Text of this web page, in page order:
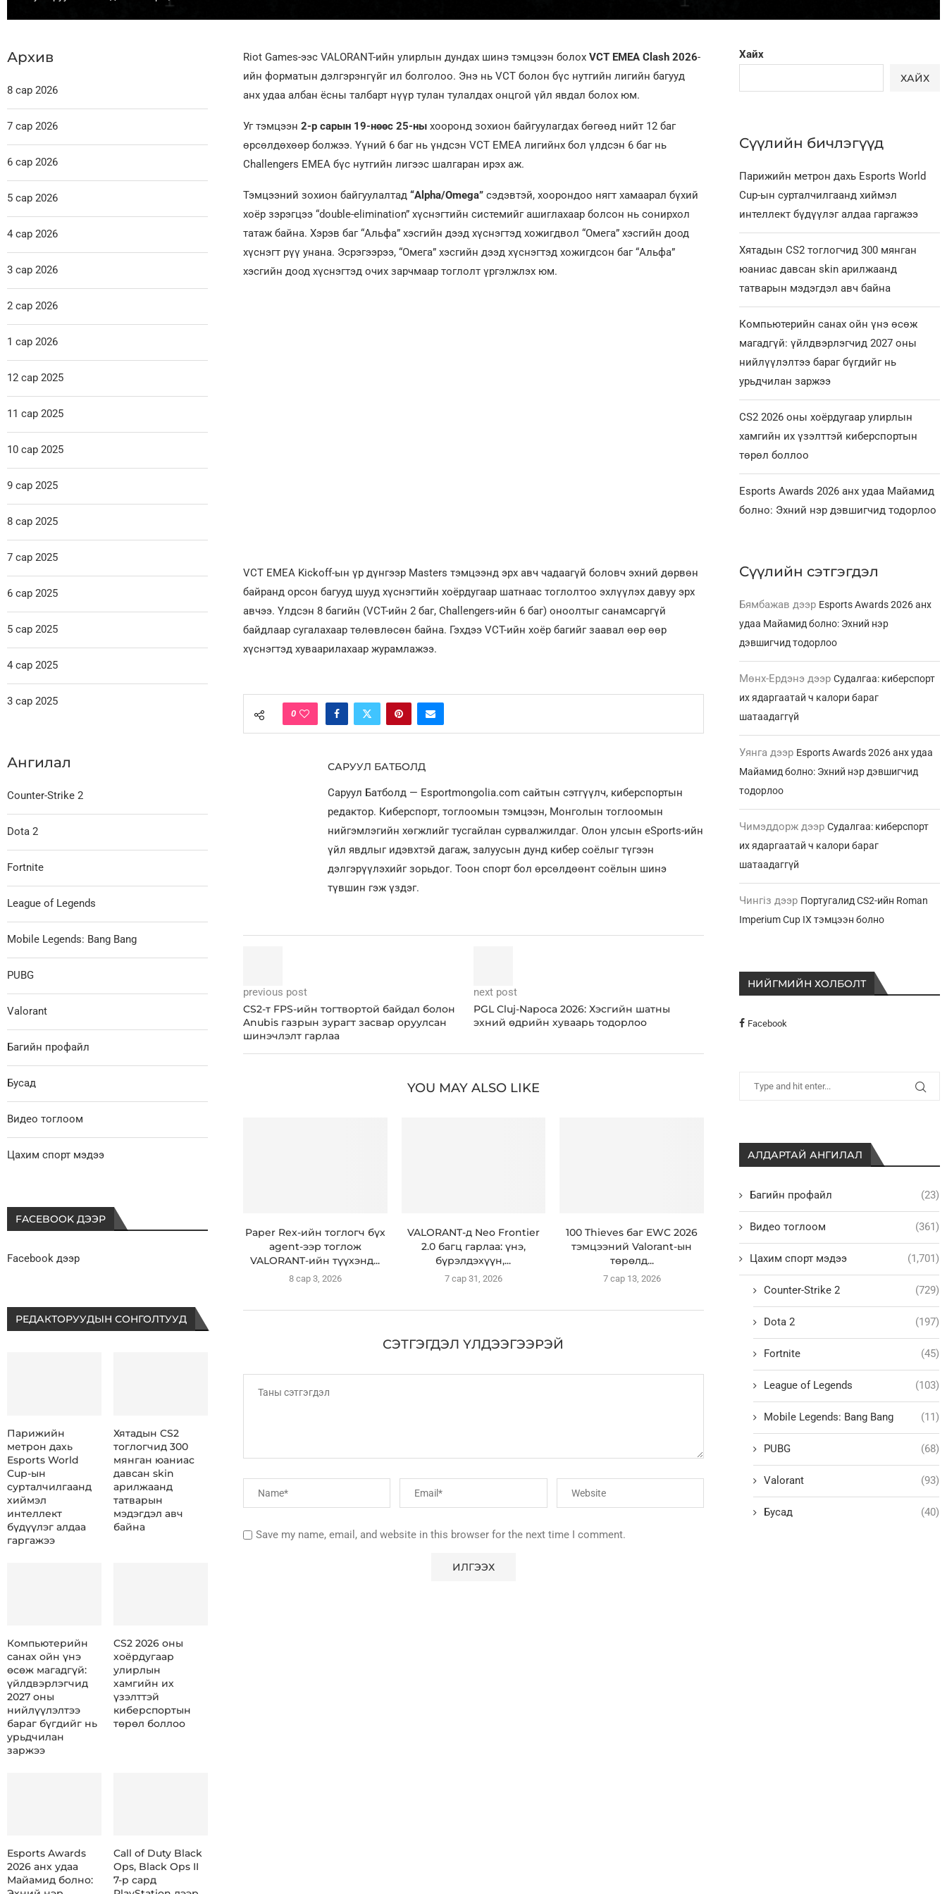
Riot Games-ээс VALORANT-ийн улирлын дундах шинэ тэмцээн болох VCT EMEA Clash 2026-
ийн форматын дэлгэрэнгүйг ил болголоо. Энэ нь VCT болон бүс нутгийн лигийн багууд
анх удаа албан ёсны талбарт нүүр тулан тулалдах онцгой үйл явдал болох юм.
Уг тэмцээн 2-р сарын 19-нөөс 25-ныхооронд зохион байгуулагдах бөгөөд нийт 12 баг
өрсөлдөхөөр болжээ. Үүний 6 баг нь үндсэн VCT EMEA лигийнх бол үлдсэн 6 баг нь
Challengers EMEA бүс нутгийн лигээс шалгаран ирэх аж.
Тэмцээний зохион байгуулалтад “Alpha/Omega”сэдэвтэй, хоорондоо нягт хамаарал бүхий
хоёр зэрэгцээ “double-elimination” хүснэгтийн системийг ашиглахаар болсон нь сонирхол
татаж байна. Хэрэв баг “Альфа” хэсгийн дээд хүснэгтэд хожигдвол “Омега” хэсгийн доод
хүснэгт рүү унана. Эсрэгээрээ, “Омега” хэсгийн дээд хүснэгтэд хожигдсон баг “Альфа”
хэсгийн доод хүснэгтэд очих зарчмаар тоглолт үргэлжлэх юм.
VСT EMEA Kickoff-ын үр дүнгээр Masters тэмцээнд эрх авч чадаагүй боловч эхний дөрвөн
байранд орсон багууд шууд хүснэгтийн хоёрдугаар шатнаас тоглолтоо эхлүүлэх давуу эрх
авчээ. Үлдсэн 8 багийн (VCT-ийн 2 баг, Challengers-ийн 6 баг) оноолтыг санамсаргүй
байдлаар сугалахаар төлөвлөсөн байна. Гэхдээ VCT-ийн хоёр багийг заавал өөр өөр
хүснэгтэд хуваарилахаар журамлажээ.
0
САРУУЛ БАТБОЛД
Саруул Батболд — Esportmongolia.com сайтын сэтгүүлч, киберспортын
редактор. Киберспорт, тоглоомын тэмцээн, Монголын тоглоомын
нийгэмлэгийн хөгжлийг тусгайлан сурвалжилдаг. Олон улсын eSports-ийн
үйл явдлыг идэвхтэй дагаж, залуусын дунд кибер соёлыг түгээн
дэлгэрүүлэхийг зорьдог. Тоон спорт бол өрсөлдөөнт соёлын шинэ
түвшин гэж үздэг.
previous post
CS2-т FPS-ийн тогтвортой байдал болон
Anubis газрын зурагт засвар оруулсан
шинэчлэлт гарлаа
next post
PGL Cluj-Napoca 2026: Хэсгийн шатны
эхний өдрийн хуваарь тодорлоо
YOU MAY ALSO LIKE
Paper Rex-ийн тоглогч бүх
agent-ээр тоглож
VALORANT-ийн түүхэнд...
8 сар 3, 2026
VALORANT-д Neo Frontier
2.0 багц гарлаа: үнэ,
бүрэлдэхүүн,...
7 сар 31, 2026
100 Thieves баг EWC 2026
тэмцээний Valorant-ын
төрөлд...
7 сар 13, 2026
СЭТГЭГДЭЛ ҮЛДЭЭГЭЭРЭЙ
Save my name, email, and website in this browser for the next time I comment.
Хайх
ХАЙХ
Сүүлийн бичлэгүүд
Парижийн метрон дахь Esports World
Cup-ын сурталчилгаанд хиймэл
интеллект бүдүүлэг алдаа гаргажээ
Хятадын CS2 тоглогчид 300 мянган
юаниас давсан skin арилжаанд
татварын мэдэгдэл авч байна
Компьютерийн санах ойн үнэ өсөж
магадгүй: үйлдвэрлэгчид 2027 оны
нийлүүлэлтээ бараг бүгдийг нь
урьдчилан заржээ
CS2 2026 оны хоёрдугаар улирлын
хамгийн их үзэлттэй киберспортын
төрөл боллоо
Esports Awards 2026 анх удаа Майамид
болно: Эхний нэр дэвшигчид тодорлоо
Сүүлийн сэтгэгдэл
Бямбажав дээр Esports Awards 2026 анх
удаа Майамид болно: Эхний нэр
дэвшигчид тодорлоо
Мөнх-Ердэнэ дээрСудалгаа: киберспорт
их ядаргаатай ч калори бараг
шатаадаггүй
Уянга дээр Esports Awards 2026 анх удаа
Майамид болно: Эхний нэр дэвшигчид
тодорлоо
Чимэддорж дээрСудалгаа: киберспорт
их ядаргаатай ч калори бараг
шатаадаггүй
Чингіз дээр Португалид CS2-ийн Roman
Imperium Cup IX тэмцээн болно
НИЙГМИЙН ХОЛБОЛТ
Facebook
АЛДАРТАЙ АНГИЛАЛ
Багийн профайл (23)
Видео тоглоом (361)
Цахим спорт мэдээ (1,701)
Counter-Strike 2 (729)
Dota 2 (197)
Fortnite (45)
League of Legends (103)
Mobile Legends: Bang Bang (11)
PUBG (68)
Valorant (93)
Бусад (40)
Архив
8 сар 2026
7 сар 2026
6 сар 2026
5 сар 2026
4 сар 2026
3 сар 2026
2 сар 2026
1 сар 2026
12 сар 2025
11 сар 2025
10 сар 2025
9 сар 2025
8 сар 2025
7 сар 2025
6 сар 2025
5 сар 2025
4 сар 2025
3 сар 2025
Ангилал
Counter-Strike 2
Dota 2
Fortnite
League of Legends
Mobile Legends: Bang Bang
PUBG
Valorant
Багийн профайл
Бусад
Видео тоглоом
Цахим спорт мэдээ
FACEBOOK ДЭЭР
Facebook дээр
РЕДАКТОРУУДЫН СОНГОЛТУУД
Парижийн
метрон дахь
Esports World
Cup-ын
сурталчилгаанд
хиймэл
интеллект
бүдүүлэг алдаа
гаргажээ
Хятадын CS2
тоглогчид 300
мянган юаниас
давсан skin
арилжаанд
татварын
мэдэгдэл авч
байна
Компьютерийн
санах ойн үнэ
өсөж магадгүй:
үйлдвэрлэгчид
2027 оны
нийлүүлэлтээ
бараг бүгдийг нь
урьдчилан
заржээ
CS2 2026 оны
хоёрдугаар
улирлын
хамгийн их
үзэлттэй
киберспортын
төрөл боллоо
Esports Awards
2026 анх удаа
Майамид болно:
Call of Duty Black
Ops, Black Ops II
7-р сард